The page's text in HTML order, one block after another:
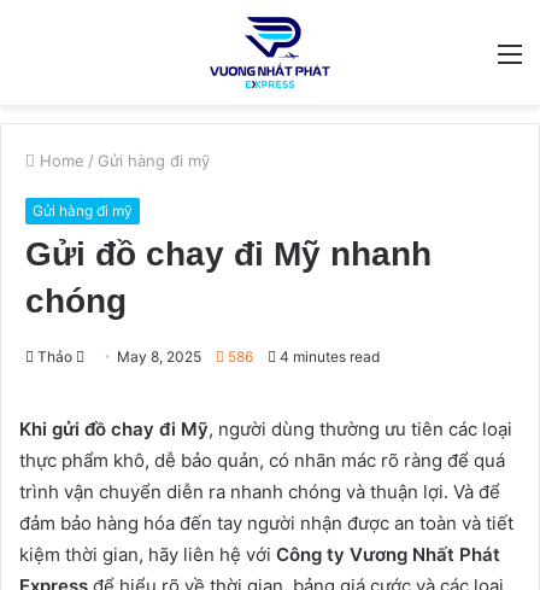
Home / Gửi hàng đi mỹ
Gửi hàng đi mỹ
Gửi đồ chay đi Mỹ nhanh
chóng
Thảo
Send May 8, 2025 586 4 minutes read
Khi gửi đồ chay đi Mỹ, người dùng thường ưu tiên các loại
thực phẩm khô, dễ bảo quản, có nhãn mác rõ ràng để quá
trình vận chuyển diễn ra nhanh chóng và thuận lợi. Và để
đảm bảo hàng hóa đến tay người nhận được an toàn và tiết
kiệm thời gian, hãy liên hệ với Công ty Vương Nhất Phát